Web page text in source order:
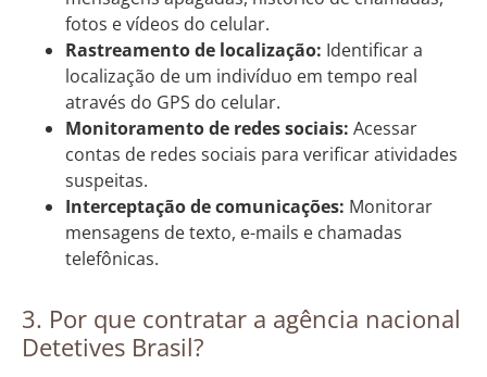
fotos e vídeos do celular.
Rastreamento de localização: Identificar a
localização de um indivíduo em tempo real
através do GPS do celular.
Monitoramento de redes sociais: Acessar
contas de redes sociais para verificar atividades
suspeitas.
Interceptação de comunicações: Monitorar
mensagens de texto, e-mails e chamadas
telefônicas.
3. Por que contratar a agência nacional
Detetives Brasil?